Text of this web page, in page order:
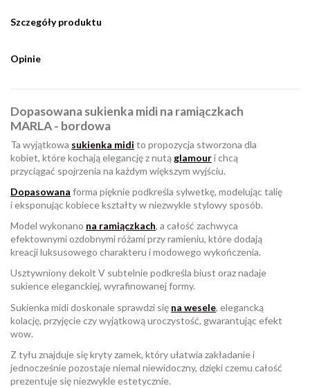
Szczegóły produktu
Opinie
Dopasowana sukienka midi na ramiączkach
MARLA - bordowa
Ta wyjątkowa sukienka midi to propozycja stworzona dla
kobiet, które kochają elegancję z nutą glamouri chcą
przyciągać spojrzenia na każdym większym wyjściu.
Dopasowana forma pięknie podkreśla sylwetkę, modelując talię
i eksponując kobiece kształty w niezwykle stylowy sposób.
Model wykonano na ramiączkach, a całość zachwyca
efektownymi ozdobnymi różami przy ramieniu, które dodają
kreacji luksusowego charakteru i modowego wykończenia.
Usztywniony dekolt V subtelnie podkreśla biust oraz nadaje
sukience eleganckiej, wyrafinowanej formy.
Sukienka midi doskonale sprawdzi się na wesele, elegancką
kolację, przyjęcie czy wyjątkową uroczystość, gwarantując efekt
wow.
Z tyłu znajduje się kryty zamek, który ułatwia zakładanie i
jednocześnie pozostaje niemal niewidoczny, dzięki czemu całość
prezentuje się niezwykle estetycznie.